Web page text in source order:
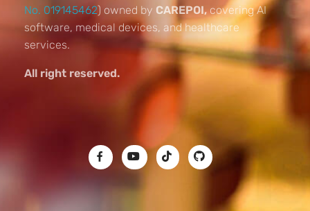
No. 019145462) owned by CAREPOI,covering AI
software, medical devices, and healthcare
services.
All right reserved.